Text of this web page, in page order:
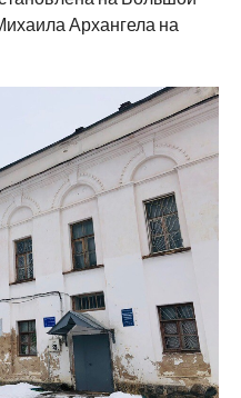
Архангела на